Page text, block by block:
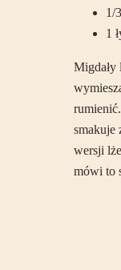
1/
1
Migdały
smakuje
wersji
mówi to